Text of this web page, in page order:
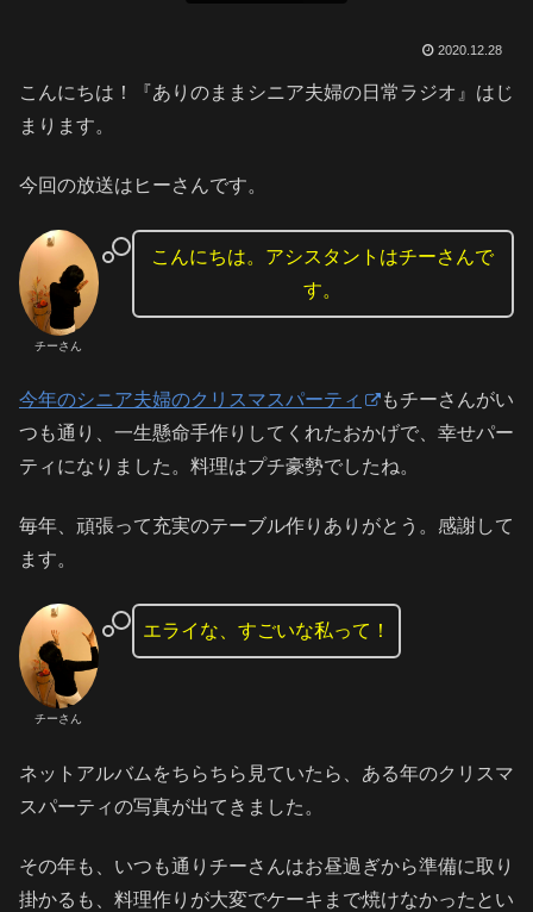
2020.12.28
こんにちは！『ありのままシニア夫婦の日常ラジオ』はじ
まります。
今回の放送はヒーさんです。
チーさん
こんにちは。アシスタントはチーさんで
す。
今年のシニア夫婦のクリスマスパーティ
もチーさんがい
つも通り、一生懸命手作りしてくれたおかげで、幸せパー
ティになりました。料理はプチ豪勢でしたね。
毎年、頑張って充実のテーブル作りありがとう。感謝して
ます。
チーさん
エライな、すごいな私って！
ネットアルバムをちらちら見ていたら、ある年のクリスマ
スパーティの写真が出てきました。
その年も、いつも通りチーさんはお昼過ぎから準備に取り
掛かるも、料理作りが大変でケーキまで焼けなかったとい